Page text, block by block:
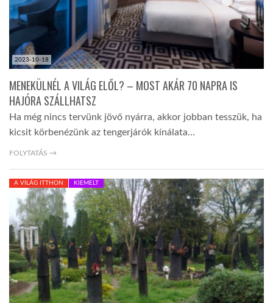
2023-10-18
MENEKÜLNÉL A VILÁG ELŐL? – MOST AKÁR 70 NAPRA IS
HAJÓRA SZÁLLHATSZ
Ha még nincs tervünk jövő nyárra, akkor jobban tesszük, ha
kicsit körbenézünk az tengerjárók kínálata…
FOLYTATÁS →
A VILÁG ITTHON KIEMELT